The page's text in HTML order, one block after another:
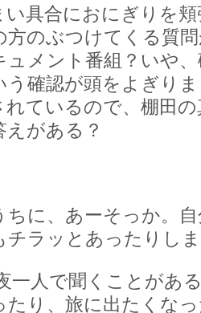
具合におにぎりを
方のぶつけてくる質
ュメント番組？いや
確認が頭をよぎり
ているので、棚田
がある？
に、あーそっか。
チラッとあったりし
一人で聞くことがあ
たり、旅に出たくな